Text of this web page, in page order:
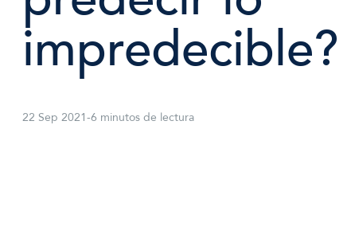
impredecible?
22 Sep 2021-6 minutos de lectura